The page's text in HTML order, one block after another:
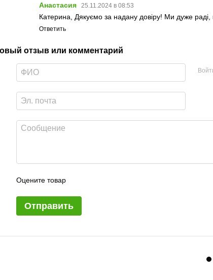
Анастасия 25.11.2024 в 08:53
Катерина, Дякуємо за надану довіру! Ми дуже
Ответить
отзыв или комментарий
Оцените товар
Отправить